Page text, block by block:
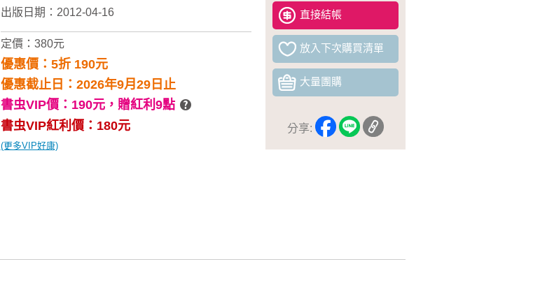
直接結帳
放入下次購買清單
大量團購
分享:
出版日期：2012-04-16
定價：380元
優惠價：5折 190元
優惠截止日：2026年9月29日止
書虫VIP價：190元， 贈紅利9點
書虫VIP紅利價：180元
(更多VIP好康)